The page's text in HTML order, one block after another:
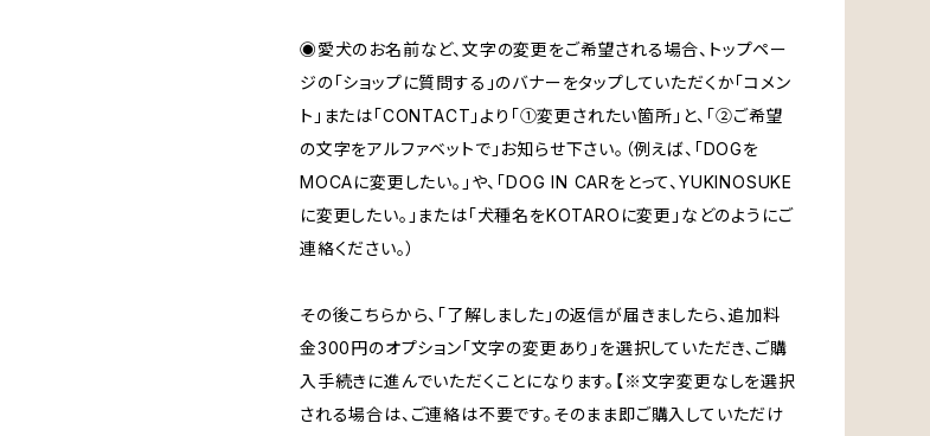
◉愛犬のお名前など、文字の変更をご希望される場合、トップペー
ジの「ショップに質問する」のバナーをタップしていただくか「コメン
ト」または「CONTACT」より「①変更されたい箇所」と、「②ご希望
の文字をアルファベットで」お知らせ下さい。（例えば、「DOGを
MOCAに変更したい。」や、「DOG IN CARをとって、YUKINOSUKE
に変更したい。」または「犬種名をKOTAROに変更」などのようにご
連絡ください。）
その後こちらから、「了解しました」の返信が届きましたら、追加料
金300円のオプション「文字の変更あり」を選択していただき、ご購
入手続きに進んでいただくことになります。【※文字変更なしを選択
される場合は、ご連絡は不要です。そのまま即ご購入していただけ